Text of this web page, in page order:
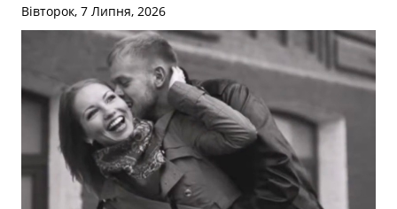
Вівторок, 7 Липня, 2026